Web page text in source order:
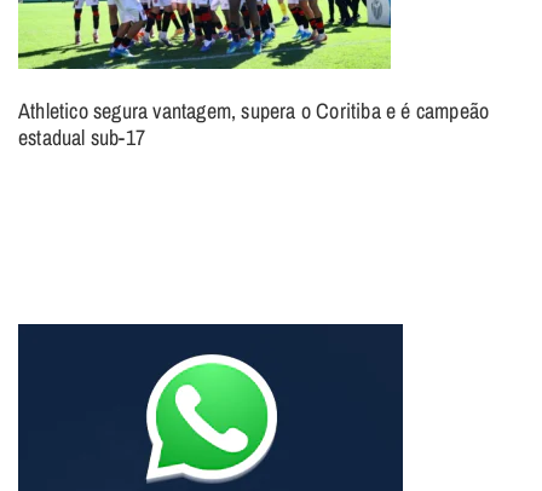
Athletico segura vantagem, supera o Coritiba e é campeão
estadual sub-17